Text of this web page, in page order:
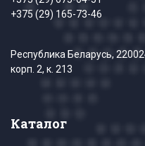
+375 (29) 165-73-46
Республика Беларусь,
корп. 2, к. 213
Каталог